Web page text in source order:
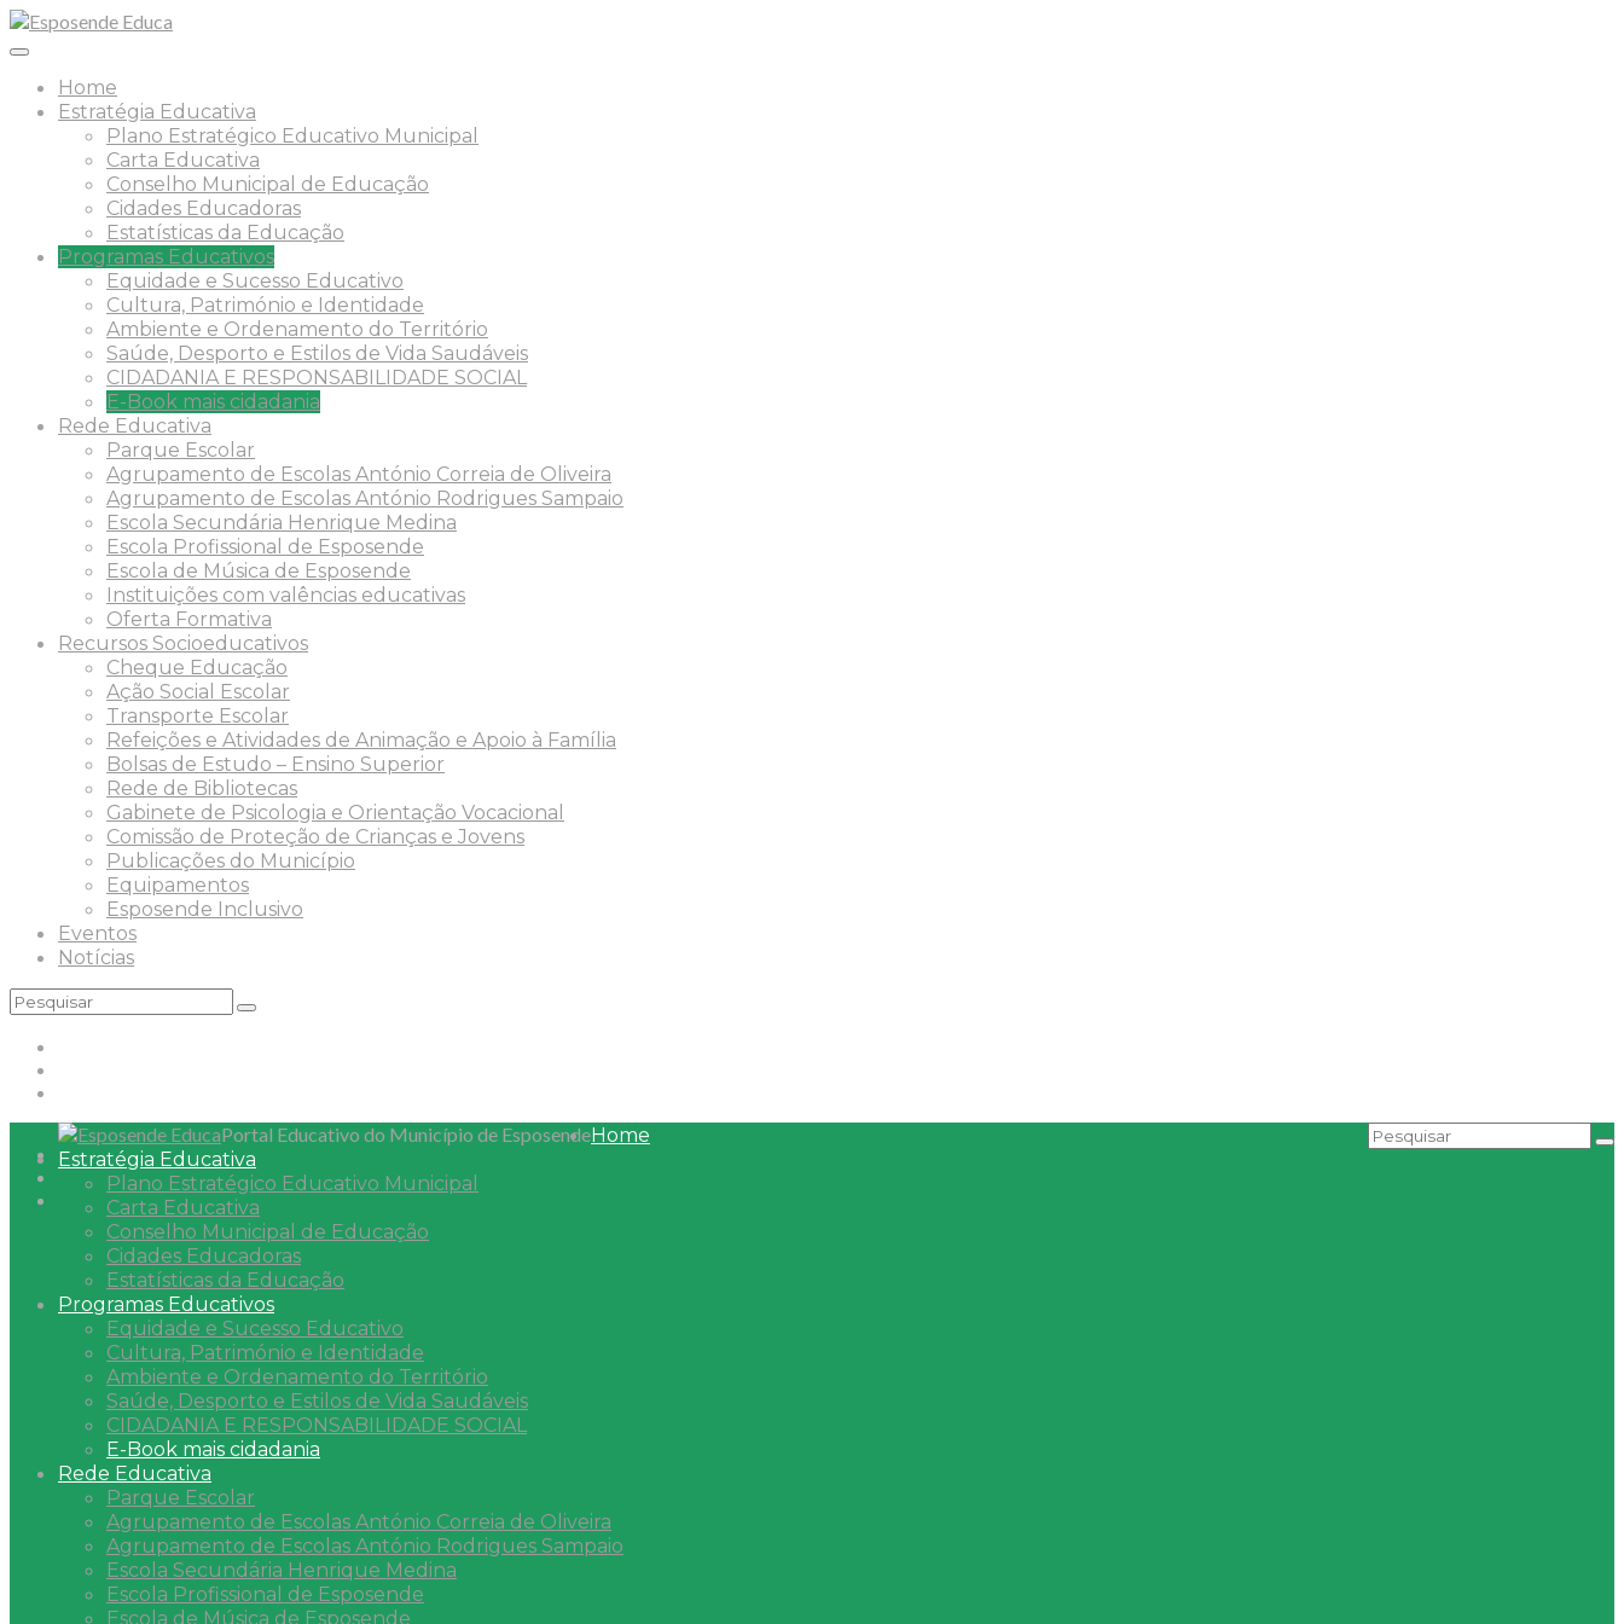
Home
Estratégia Educativa
Plano Estratégico Educativo Municipal
Carta Educativa
Conselho Municipal de Educação
Cidades Educadoras
Estatísticas da Educação
Programas Educativos
Equidade e Sucesso Educativo
Cultura, Património e Identidade
Ambiente e Ordenamento do Território
Saúde, Desporto e Estilos de Vida Saudáveis
CIDADANIA E RESPONSABILIDADE SOCIAL
E-Book mais cidadania
Rede Educativa
Parque Escolar
Agrupamento de Escolas António Correia de Oliveira
Agrupamento de Escolas António Rodrigues Sampaio
Escola Secundária Henrique Medina
Escola Profissional de Esposende
Escola de Música de Esposende
Instituições com valências educativas
Oferta Formativa
Recursos Socioeducativos
Cheque Educação
Ação Social Escolar
Transporte Escolar
Refeições e Atividades de Animação e Apoio à Família
Bolsas de Estudo – Ensino Superior
Rede de Bibliotecas
Gabinete de Psicologia e Orientação Vocacional
Comissão de Proteção de Crianças e Jovens
Publicações do Município
Equipamentos
Esposende Inclusivo
Eventos
Notícias
Portal Educativo do Município de EsposendeHome
Estratégia Educativa
Plano Estratégico Educativo Municipal
Carta Educativa
Conselho Municipal de Educação
Cidades Educadoras
Estatísticas da Educação
Programas Educativos
Equidade e Sucesso Educativo
Cultura, Património e Identidade
Ambiente e Ordenamento do Território
Saúde, Desporto e Estilos de Vida Saudáveis
CIDADANIA E RESPONSABILIDADE SOCIAL
E-Book mais cidadania
Rede Educativa
Parque Escolar
Agrupamento de Escolas António Correia de Oliveira
Agrupamento de Escolas António Rodrigues Sampaio
Escola Secundária Henrique Medina
Escola Profissional de Esposende
Escola de Música de Esposende